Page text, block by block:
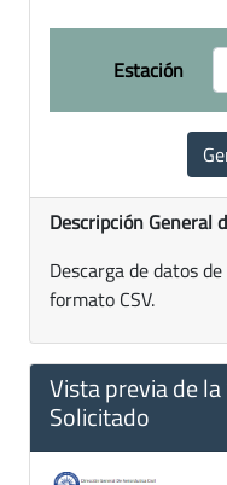
Estación
Descripción General
Descarga de datos
formato CSV.
Vista previa de
Solicitado